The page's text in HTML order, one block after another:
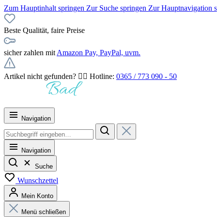
Zum Hauptinhalt springen Zur Suche springen Zur Hauptnavigation
Beste Qualität, faire Preise
sicher zahlen mit Amazon Pay, PayPal, uvm.
Artikel nicht gefunden? 👉🏻 Hotline: 0365 / 773 090 - 50
Navigation
Navigation
Suche
Wunschzettel
Mein Konto
Menü schließen